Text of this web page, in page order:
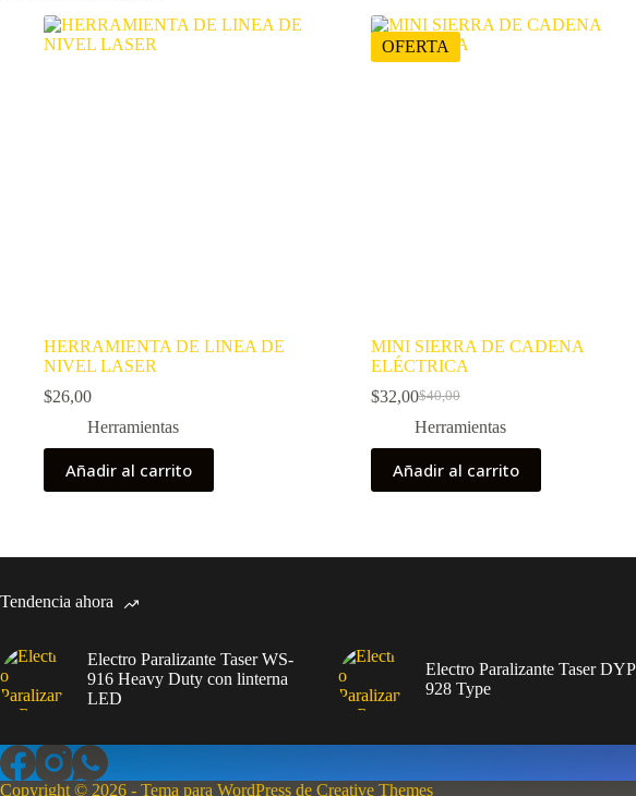
HERRAMIENTA DE LINEA DE
NIVEL LASER
$26,00
Herramientas
Añadir al carrito
OFERTA
MINI SIERRA DE CADENA
ELÉCTRICA
$40,00
$32,00
Herramientas
Añadir al carrito
Tendencia ahora
Electro Paralizante Taser WS-
916 Heavy Duty con linterna
LED
Electro Paralizante Taser DYP
928 Type
Copyright © 2026 - Tema para WordPress de Creative Themes